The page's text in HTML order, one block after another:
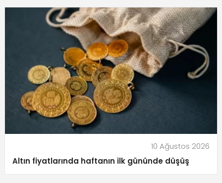
10 Ağustos 2026
Altın fiyatlarında haftanın ilk gününde düşüş